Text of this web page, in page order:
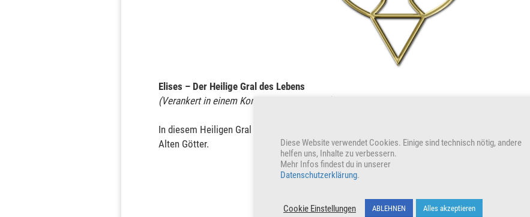
Elises – Der Heilige Gral des Lebens
(Verankert in einem Korallenriff vor Florida)
In diesem Heiligen Gral befinden sich die Energien von Erneuerung, Selbstliebe,
Alten Götter.
VERKÜNDE UND TEILE
Diese Website verwendet Cookies. Einige sind technisch nötig, andere
helfen uns, Inhalte zu verbessern.
Mehr Infos findest du in unserer
Datenschutzerklärung.
Cookie Einstellungen ABLEHNEN Alles akzeptieren